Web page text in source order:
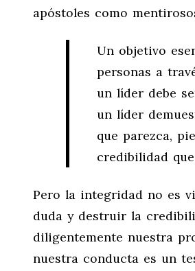
apóstoles como
Un objetivo
personas a
un líder debe
un líder
que parezca,
credibilidad
Pero la integridad no es
duda y destruir la
diligentemente nuestra
nuestra conducta es un